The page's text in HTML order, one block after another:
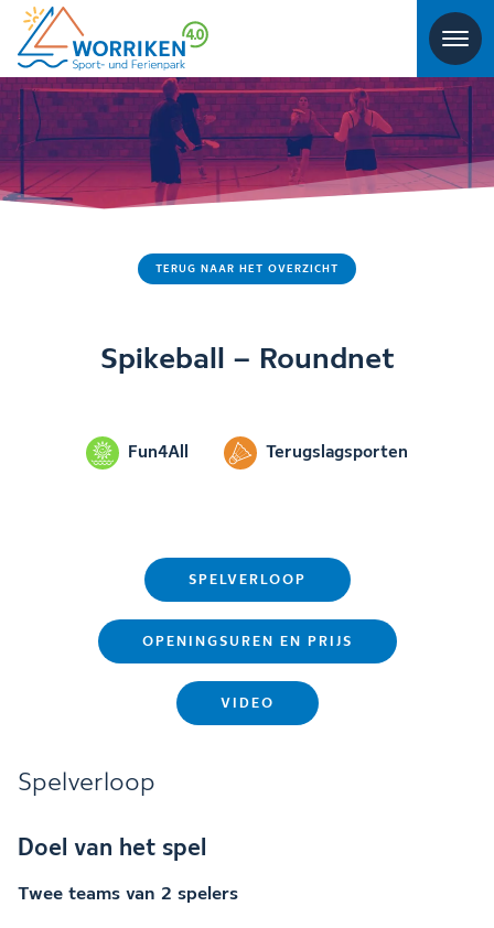
TERUG NAAR HET OVERZICHT
Spikeball – Roundnet
Fun4All Terugslagsporten
SPELVERLOOP
OPENINGSUREN EN PRIJS
VIDEO
Spelverloop
Doel van het spel
Twee teams van 2 spelers